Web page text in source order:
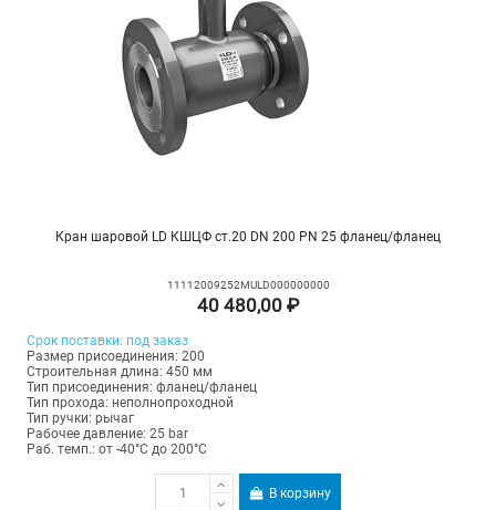
Кран шаровой LD КШЦФ ст.20 DN 200 PN 25 фланец/фланец
11112009252MULD000000000
40 480,00 ₽
Срок поставки: под заказ
Размер присоединения: 200
Строительная длина: 450 мм
Тип присоединения: фланец/фланец
Тип прохода: неполнопроходной
Тип ручки: рычаг
Рабочее давление: 25 bar
Раб. темп.: от -40°C до 200°C
В корзину